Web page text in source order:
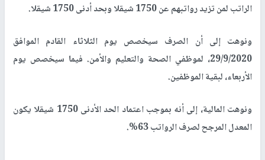
الراتب لمن تزيد رواتبهم عن 1750 شيقلا وبحد أدنى 1750 شيقلا
.
ونوهت إلى أن الصرف سيخصص يوم الثلاثاء القادم الموافق
29/9/2020، لموظفي الصحة والتعليم والأمن
. فيما سيخصص يوم
الأربعاء، لبقية الموظفين.
ونوهت المالية، إلى أنه بموجب اعتماد الحد الأدنى 1750 شيقلا يكون
المعدل المرجح لصرف الرواتب 63%.